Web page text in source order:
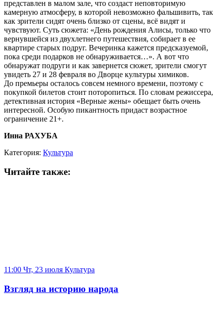
представлен в малом зале, что создаст неповторимую
камерную атмосферу, в которой невозможно фальшивить, так
как зрители сидят очень близко от сцены, всё видят и
чувствуют. Суть сюжета: «День рождения Алисы, только что
вернувшейся из двухлетнего путешествия, собирает в ее
квартире старых подруг. Вечеринка кажется предсказуемой,
пока среди подарков не обнаруживается…». А вот что
обнаружат подруги и как завернется сюжет, зрители смогут
увидеть 27 и 28 февраля во Дворце культуры химиков.
До премьеры осталось совсем немного времени, поэтому с
покупкой билетов стоит поторопиться. По словам режиссера,
детективная история «Верные жены» обещает быть очень
интересной. Особую пикантность придаст возрастное
ограничение 21+.
Инна РАХУБА
Категория: Культура
Читайте также:
11:00 Чт, 23 июля Культура
Взгляд на историю народа